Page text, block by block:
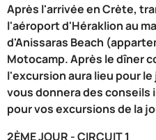
Après l'arrivée en Crète,
l'aéroport d'Héraklion au
d'Anissaras Beach
Motocamp. Après le dîner
l'excursion aura lieu pour
vous donnera des
pour vos excursions de la
2ÈME JOUR - CIRCUIT 1